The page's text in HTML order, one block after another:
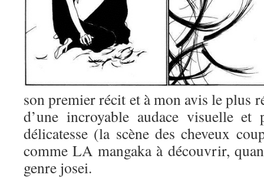
son premier récit et à mon avis le plus
d’une incroyable audace visuelle et
délicatesse (la scène des cheveux
comme LA mangaka à découvrir,
genre josei.